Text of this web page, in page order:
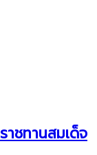
ชทานสมเด็จ